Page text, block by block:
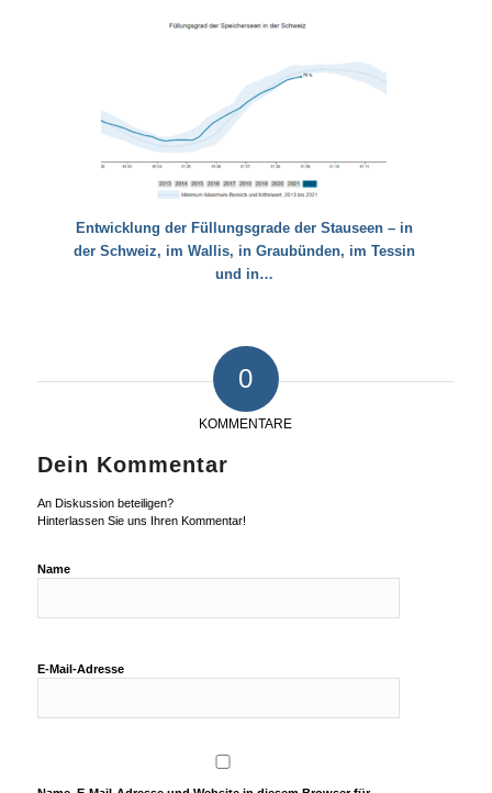
Entwicklung der Füllungsgrade der Stauseen – in
der Schweiz, im Wallis, in Graubünden, im Tessin
und in…
0
KOMMENTARE
Dein Kommentar
An Diskussion beteiligen?
Hinterlassen Sie uns Ihren Kommentar!
Name
E-Mail-Adresse